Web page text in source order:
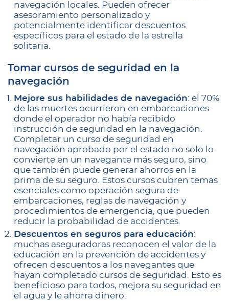
navegación locales. Pueden ofrecer
asesoramiento personalizado y
potencialmente identificar descuentos
específicos para el estado de la estrella
solitaria.
Tomar cursos de seguridad en la
navegación
Mejore sus habilidades de navegación: el 70%
de las muertes ocurrieron en embarcaciones
donde el operador no había recibido
instrucción de seguridad en la navegación.
Completar un curso de seguridad en
navegación aprobado por el estado no solo lo
convierte en un navegante más seguro, sino
que también puede generar ahorros en la
prima de su seguro. Estos cursos cubren temas
esenciales como operación segura de
embarcaciones, reglas de navegación y
procedimientos de emergencia, que pueden
reducir la probabilidad de accidentes.
Descuentos en seguros para educación:
muchas aseguradoras reconocen el valor de la
educación en la prevención de accidentes y
ofrecen descuentos a los navegantes que
hayan completado cursos de seguridad. Esto es
beneficioso para todos, mejora su seguridad en
el agua y le ahorra dinero.